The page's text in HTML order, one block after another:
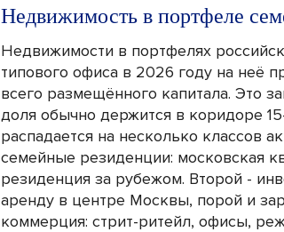
Недвижимость в портфеле
Недвижимости в портфелях
типового офиса в 2026 году на неё
всего размещённого капитала. Это
доля обычно держится в коридоре
распадается на несколько классов
семейные резиденции: московская
резиденция за рубежом. Второй -
аренду в центре Москвы, порой и
коммерция: стрит-ритейл, офисы,